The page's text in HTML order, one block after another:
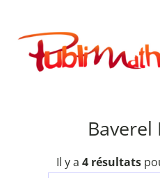
contenu
Publimath
Baverel
Il y a 4 résultats